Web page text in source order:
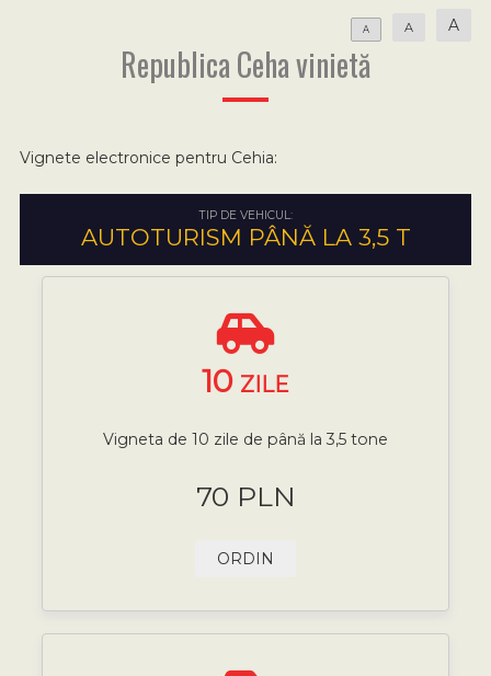
A A A
Republica Ceha vinietă
Vignete electronice pentru Cehia:
TIP DE VEHICUL:
AUTOTURISM PÂNĂ LA 3,5 T
10 ZILE
Vigneta de 10 zile de până la 3,5 tone
70 PLN
ORDIN